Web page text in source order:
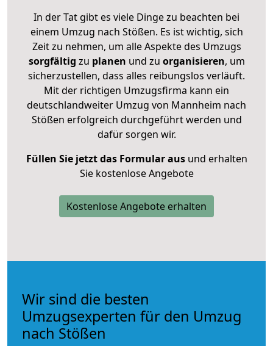
In der Tat gibt es viele Dinge zu beachten bei
einem Umzug nach Stößen. Es ist wichtig, sich
Zeit zu nehmen, um alle Aspekte des Umzugs
sorgfältig zu planen und zu organisieren, um
sicherzustellen, dass alles reibungslos verläuft.
Mit der richtigen Umzugsfirma kann ein
deutschlandweiter Umzug von Mannheim nach
Stößen erfolgreich durchgeführt werden und
dafür sorgen wir.
Füllen Sie jetzt das Formular ausund erhalten
Sie kostenlose Angebote
Kostenlose Angebote erhalten
Wir sind die besten
Umzugsexperten für den Umzug
nach Stößen